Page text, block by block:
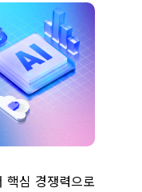
핵심 경쟁력으로